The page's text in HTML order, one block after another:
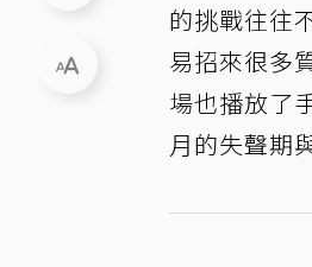
的挑戰往往
易招來很多
場也播放了
月的失聲期